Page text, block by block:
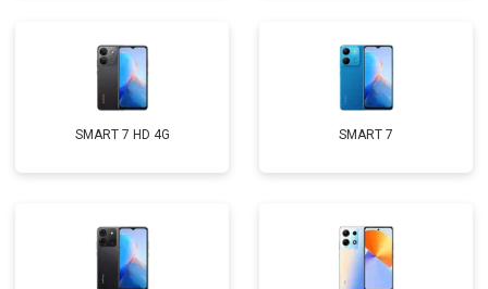
SMART 7 HD 4G SMART 7